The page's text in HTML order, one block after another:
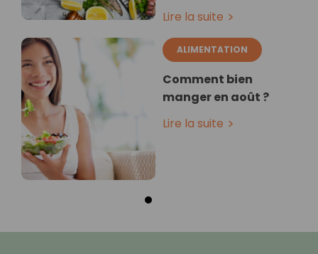
Lire la suite
ALIMENTATION
Comment bien
manger en août ?
Lire la suite